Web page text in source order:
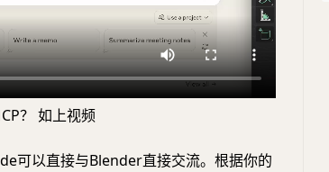
？ 如上视频
可以直接与Blender直接交流。根据你的